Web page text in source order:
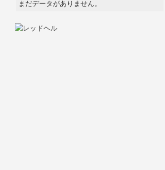
まだデータがありません。